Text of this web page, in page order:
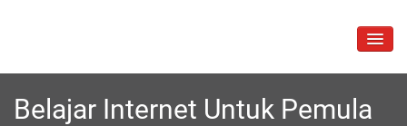
Belajar Internet Untuk Pemula